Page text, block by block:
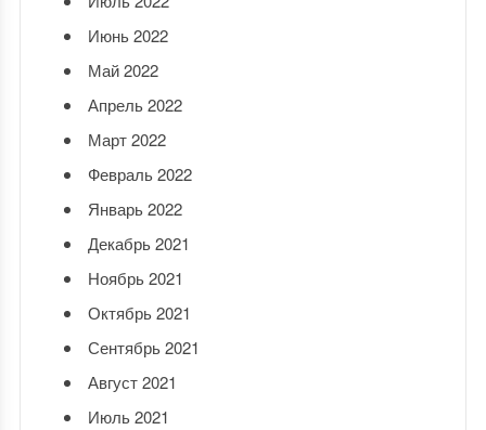
Июнь 2022
Май 2022
Апрель 2022
Март 2022
Февраль 2022
Январь 2022
Декабрь 2021
Ноябрь 2021
Октябрь 2021
Сентябрь 2021
Август 2021
Июль 2021